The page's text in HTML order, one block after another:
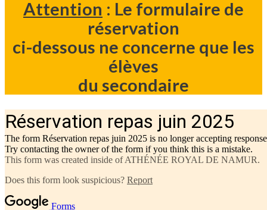
Attention : Le formulaire de
réservation
ci-dessous ne concerne que les
élèves
du secondaire